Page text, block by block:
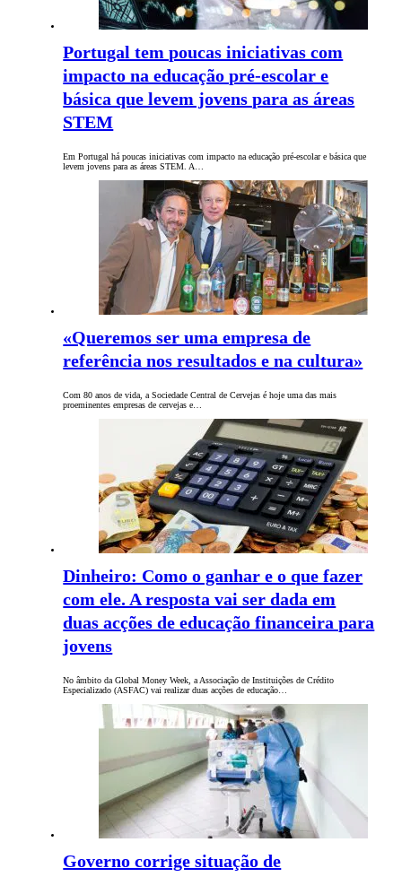
Portugal tem poucas iniciativas com
impacto na educação pré-escolar e
básica que levem jovens para as áreas
STEM
Em Portugal há poucas iniciativas com impacto na educação pré-escolar e básica que
levem jovens para as áreas STEM. A…
«Queremos ser uma empresa de
referência nos resultados e na cultura»
Com 80 anos de vida, a Sociedade Central de Cervejas é hoje uma das mais
proeminentes empresas de cervejas e…
Dinheiro: Como o ganhar e o que fazer
com ele. A resposta vai ser dada em
duas acções de educação financeira para
jovens
No âmbito da Global Money Week, a Associação de Instituições de Crédito
Especializado (ASFAC) vai realizar duas acções de educação…
Governo corrige situação de